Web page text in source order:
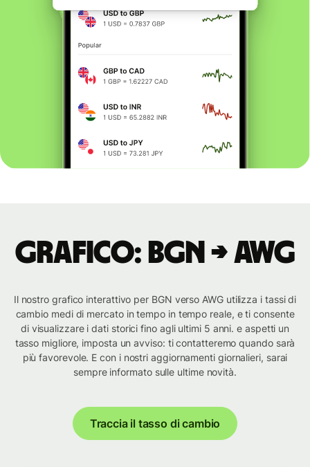
Grafico: BGN → AWG
Il nostro grafico interattivo per BGN verso AWG utilizza i tassi di
cambio medi di mercato in tempo in tempo reale, e ti consente
di visualizzare i dati storici fino agli ultimi 5 anni. e aspetti un
tasso migliore, imposta un avviso: ti contatteremo quando sarà
più favorevole. E con i nostri aggiornamenti giornalieri, sarai
sempre informato sulle ultime novità.
Traccia il tasso di cambio